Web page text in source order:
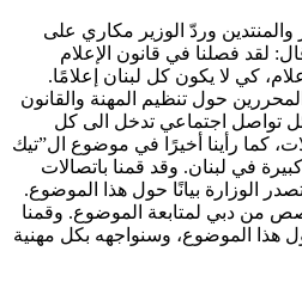
وردّ الوزير مكاري على
لقد فصلنا في قانون الإعلام
كي لا يكون كل لبنان إعلامًا.
حول تنظيم المهنة والقانون
تواصل اجتماعي تدخل الى كل
كما رأينا أخيرًا في موضوع ال”تيك
في لبنان. وقد قمنا باتصالات
الوزارة بيانًا حول هذا الموضوع.
من دبي لمتابعة الموضوع. وقمنا
هذا الموضوع، وسنواجهه بكل مهنية